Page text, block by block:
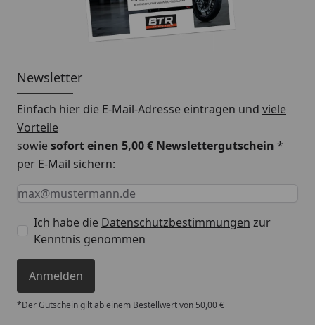
Newsletter
Einfach hier die E-Mail-Adresse eintragen und viele
Vorteile
sowiesofort einen 5,00 € Newslettergutschein *
per E-Mail sichern:
Keine Eingabe erforderlich
Eingabe erforderlich
E-Mail *
Ich habe die Datenschutzbestimmungen zur
Kenntnis genommen
Anmelden
*Der Gutschein gilt ab einem Bestellwert von 50,00 €